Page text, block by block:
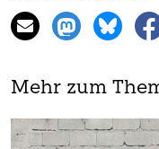
Mehr zum